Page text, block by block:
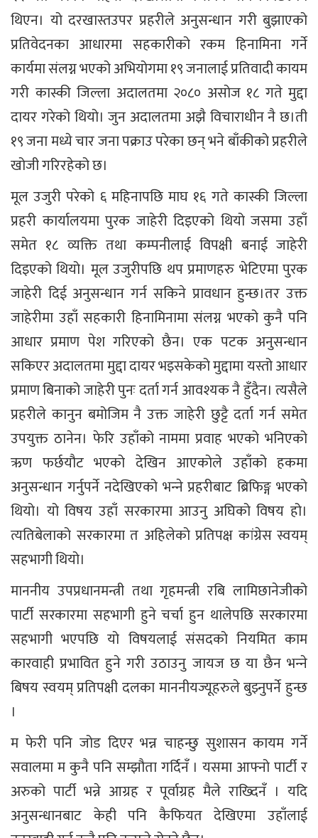
थिएन। यो दरखास्तउपर प्रहरीले अनुसन्धान गरी बुझाएको
प्रतिवेदनका आधारमा सहकारीको रकम हिनामिना गर्ने
कार्यमा संलग्न भएको अभियोगमा १९ जनालाई प्रतिवादी कायम
गरी कास्की जिल्ला अदालतमा २०८० असोज १८ गते मुद्दा
दायर गरेको थियो। जुन अदालतमा अझै विचाराधीन नै छ।ती
१९ जना मध्ये चार जना पक्राउ परेका छन् भने बाँकीको प्रहरीले
खोजी गरिरहेको छ।
मूल उजुरी परेको ६ महिनापछि माघ १६ गते कास्की जिल्ला
प्रहरी कार्यालयमा पुरक जाहेरी दिइएको थियो जसमा उहाँ
समेत १८ व्यक्ति तथा कम्पनीलाई विपक्षी बनाई जाहेरी
दिइएको थियो। मूल उजुरीपछि थप प्रमाणहरु भेटिएमा पुरक
जाहेरी दिई अनुसन्धान गर्न सकिने प्रावधान हुन्छ।तर उक्त
जाहेरीमा उहाँ सहकारी हिनामिनामा संलग्न भएको कुनै पनि
आधार प्रमाण पेश गरिएको छैन। एक पटक अनुसन्धान
सकिएर अदालतमा मुद्दा दायर भइसकेको मुद्दामा यस्तो आधार
प्रमाण बिनाको जाहेरी पुनः दर्ता गर्न आवश्यक नै हुँदैन। त्यसैले
प्रहरीले कानुन बमोजिम नै उक्त जाहेरी छुट्टै दर्ता गर्न समेत
उपयुक्त ठानेन। फेरि उहाँको नाममा प्रवाह भएको भनिएको
ऋण फर्छयौट भएको देखिन आएकोले उहाँको हकमा
अनुसन्धान गर्नुपर्ने नदेखिएको भन्‍ने प्रहरीबाट ब्रिफिङ्ग भएको
थियो। यो विषय उहाँ सरकारमा आउनु अघिको विषय हो।
त्यतिबेलाको सरकारमा त अहिलेको प्रतिपक्ष कांग्रेस स्वयम्
सहभागी थियो।
माननीय उपप्रधानमन्त्री तथा गृहमन्त्री रबि लामिछानेजीको
पार्टी सरकारमा सहभागी हुने चर्चा हुन थालेपछि सरकारमा
सहभागी भएपछि यो विषयलाई संसदको नियमित काम
कारवाही प्रभावित हुने गरी उठाउनु जायज छ या छैन भन्‍ने
बिषय स्वयम् प्रतिपक्षी दलका माननीयज्यूहरुले बुझ्नुपर्ने हुन्छ
।
म फेरी पनि जोड दिएर भन्न चाहन्छु सुशासन कायम गर्ने
सवालमा म कुनै पनि सम्झौता गर्दिनँ । यसमा आफ्नो पार्टी र
अरुको पार्टी भन्ने आग्रह र पूर्वाग्रह मैले राख्दिनँ । यदि
अनुसन्धानबाट केही पनि कैफियत देखिएमा उहाँलाई